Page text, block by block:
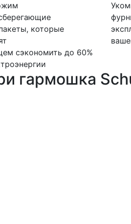
которые
сэкономить до 60%
гармошка